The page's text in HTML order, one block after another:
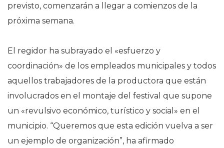
previsto, comenzarán a llegar a comienzos de la
próxima semana.
El regidor ha subrayado el «esfuerzo y
coordinación» de los empleados municipales y todos
aquellos trabajadores de la productora que están
involucrados en el montaje del festival que supone
un «revulsivo económico, turístico y social» en el
municipio. “Queremos que esta edición vuelva a ser
un ejemplo de organización”, ha afirmado